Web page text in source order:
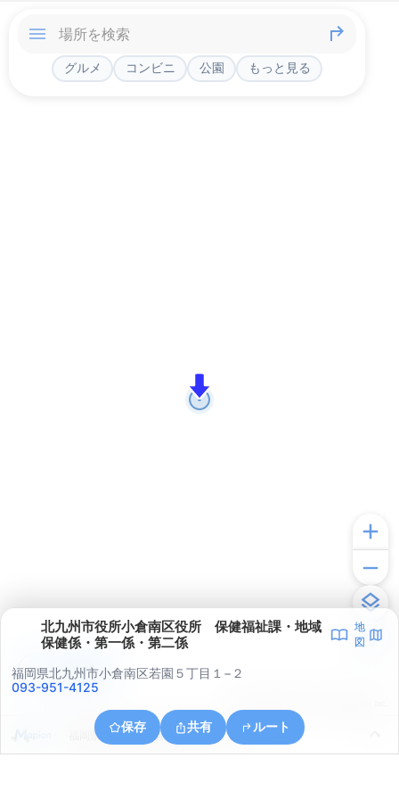
グルメ コンビニ 公園 もっと見る
北九州市役所小倉南区役所 保健福祉課・地域
保健係・第一係・第二係
地
図
福岡県北九州市小倉南区若園５丁目１−２
093-951-4125
保存 共有 ルート
福岡県北九州市小倉南区志井１丁目１１
アプリで見る